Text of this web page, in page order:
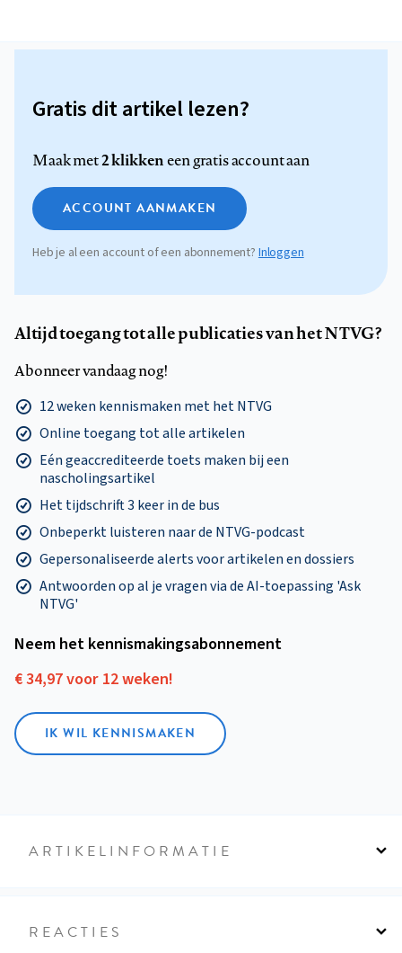
Gratis dit artikel lezen?
Maak met2 klikkeneen gratis account aan
ACCOUNT AANMAKEN
Heb je al een account of een abonnement? Inloggen
Altijd toegang tot alle publicaties van het NTVG?
Abonneer vandaag nog!
12 weken kennismaken met het NTVG
Online toegang tot alle artikelen
Eén geaccrediteerde toets maken bij een
nascholingsartikel
Het tijdschrift 3 keer in de bus
Onbeperkt luisteren naar de NTVG-podcast
Gepersonaliseerde alerts voor artikelen en dossiers
Antwoorden op al je vragen via de AI-toepassing 'Ask
NTVG'
Neem het kennismakings­abonnement
€ 34,97 voor 12 weken!
IK WIL KENNISMAKEN
ARTIKELINFORMATIE
REACTIES